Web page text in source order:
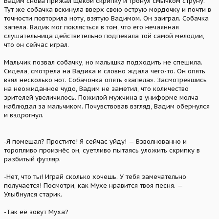
Тут же собачка вскинула вверх свою острую мордочку и почти в
точности повторила ноту, взятую Вадимом. Он заиграл. Собачка
запела. Вадик мог поклясться в том, что его нечаянная
слушательница действительно подпевала той самой мелодии,
что он сейчас играл.
Мальчик позвал собачку, но малышка подходить не спешила.
Сидела, смотрела на Вадика и словно ждала чего-то. Он опять
взял несколько нот. Собачонка опять «запела». Засмотревшись
на неожиданное чудо, Вадим не заметил, что количество
зрителей увеличилось. Пожилой мужчина в униформе молча
наблюдал за мальчиком. Почувствовав взгляд, Вадим обернулся
и вздрогнул.
-Я помешал? Простите! Я сейчас уйду! — Взволнованно и
торопливо произнёс он, суетливо пытаясь уложить скрипку в
разбитый футляр.
-Нет, что ты! Играй сколько хочешь. У тебя замечательно
получается! Посмотри, как Мухе нравится твоя песня. —
Улыбнулся старик.
-Так её зовут Муха?